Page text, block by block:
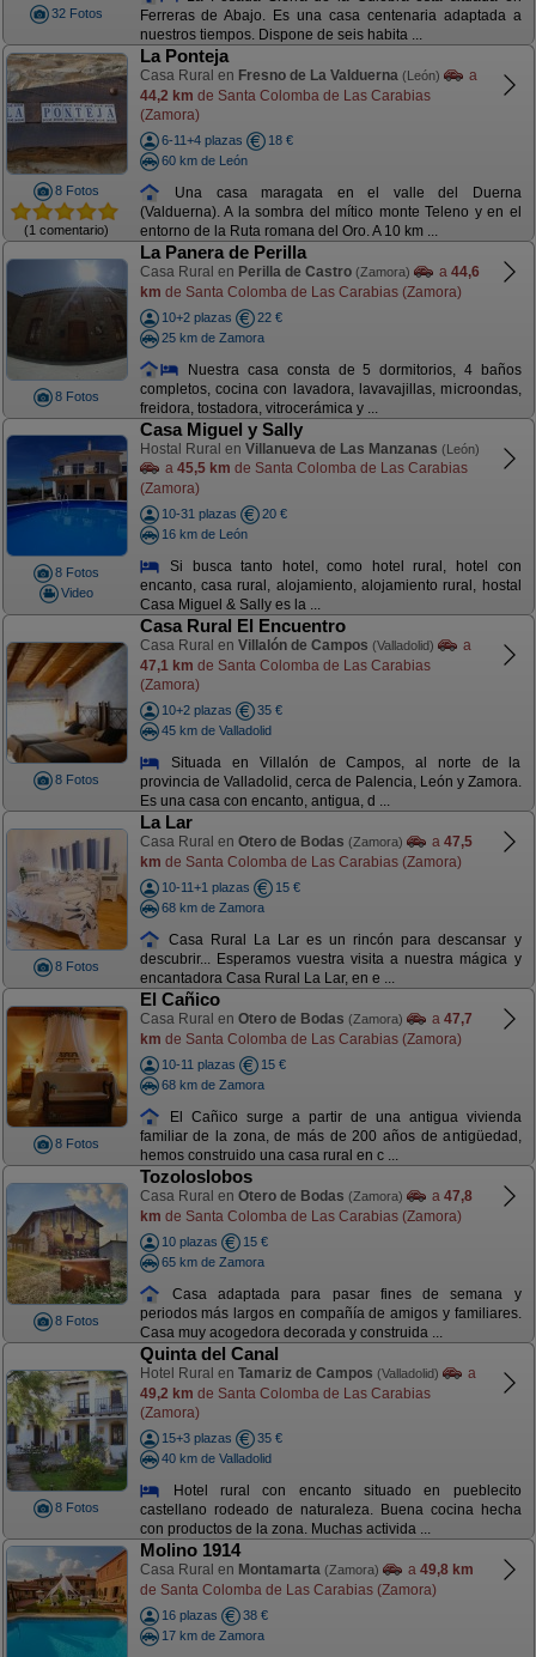
32 Fotos
Ferreras de Abajo. Es una casa centenaria adaptada a
nuestros tiempos. Dispone de seis habita ...
8 Fotos
(1 comentario)
La Ponteja
Casa Rural en Fresno de La Valduerna (León)
a
44,2 km de Santa Colomba de Las Carabias
(Zamora)
6-11+4 plazas
18 €
60 km de León
Una casa maragata en el valle del Duerna
(Valduerna). A la sombra del mítico monte Teleno y en el
entorno de la Ruta romana del Oro. A 10 km ...
8 Fotos
La Panera de Perilla
Casa Rural en Perilla de Castro (Zamora) a 44,6
km de Santa Colomba de Las Carabias (Zamora)
10+2 plazas
22 €
25 km de Zamora
Nuestra casa consta de 5 dormitorios, 4 baños
completos, cocina con lavadora, lavavajillas, microondas,
freidora, tostadora, vitrocerámica y ...
8 Fotos
Video
Casa Miguel y Sally
Hostal Rural en Villanueva de Las Manzanas (León)
a 45,5 km de Santa Colomba de Las Carabias
(Zamora)
10-31 plazas
20 €
16 km de León
Si busca tanto hotel, como hotel rural, hotel con
encanto, casa rural, alojamiento, alojamiento rural, hostal
Casa Miguel & Sally es la ...
8 Fotos
Casa Rural El Encuentro
Casa Rural en Villalón de Campos (Valladolid)
a
47,1 km de Santa Colomba de Las Carabias
(Zamora)
10+2 plazas
35 €
45 km de Valladolid
Situada en Villalón de Campos, al norte de la
provincia de Valladolid, cerca de Palencia, León y Zamora.
Es una casa con encanto, antigua, d ...
8 Fotos
La Lar
Casa Rural en Otero de Bodas (Zamora) a 47,5
km de Santa Colomba de Las Carabias (Zamora)
10-11+1 plazas
15 €
68 km de Zamora
Casa Rural La Lar es un rincón para descansar y
descubrir... Esperamos vuestra visita a nuestra mágica y
encantadora Casa Rural La Lar, en e ...
8 Fotos
El Cañico
Casa Rural en Otero de Bodas (Zamora) a 47,7
km de Santa Colomba de Las Carabias (Zamora)
10-11 plazas
15 €
68 km de Zamora
El Cañico surge a partir de una antigua vivienda
familiar de la zona, de más de 200 años de antigüedad,
hemos construido una casa rural en c ...
8 Fotos
Tozoloslobos
Casa Rural en Otero de Bodas (Zamora) a 47,8
km de Santa Colomba de Las Carabias (Zamora)
10 plazas
15 €
65 km de Zamora
Casa adaptada para pasar fines de semana y
periodos más largos en compañía de amigos y familiares.
Casa muy acogedora decorada y construida ...
8 Fotos
Quinta del Canal
Hotel Rural en Tamariz de Campos (Valladolid)
a
49,2 km de Santa Colomba de Las Carabias
(Zamora)
15+3 plazas
35 €
40 km de Valladolid
Hotel rural con encanto situado en pueblecito
castellano rodeado de naturaleza. Buena cocina hecha
con productos de la zona. Muchas activida ...
Molino 1914
Casa Rural en Montamarta (Zamora) a 49,8 km
de Santa Colomba de Las Carabias (Zamora)
16 plazas
38 €
17 km de Zamora